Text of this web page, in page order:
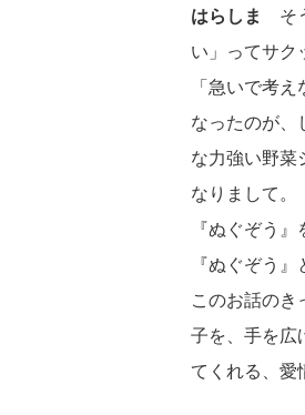
はらしま
そ
い」ってサク
「急いで考
なったのが、
な力強い野菜
なりまして。
『ぬぐぞう
『ぬぐぞう
このお話のき
子を、手を広
てくれる、愛